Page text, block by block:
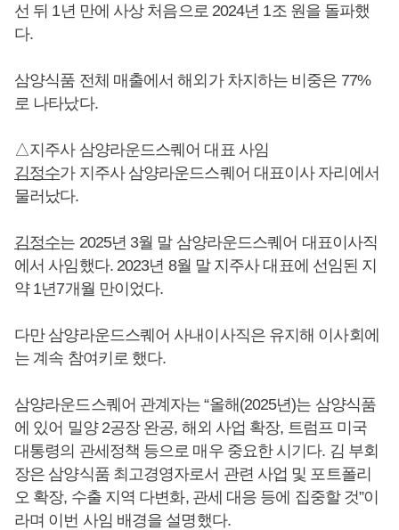
선 뒤 1년 만에 사상 처음으로 2024년 1조 원을 돌파했
다.
삼양식품 전체 매출에서 해외가 차지하는 비중은 77%
로 나타났다.
△지주사 삼양라운드스퀘어 대표 사임
김정수가 지주사 삼양라운드스퀘어 대표이사 자리에서
물러났다.
김정수는 2025년 3월 말 삼양라운드스퀘어 대표이사직
에서 사임했다. 2023년 8월 말 지주사 대표에 선임된 지
약 1년7개월 만이었다.
다만 삼양라운드스퀘어 사내이사직은 유지해 이사회에
는 계속 참여키로 했다.
삼양라운드스퀘어 관계자는 “올해(2025년)는 삼양식품
에 있어 밀양 2공장 완공, 해외 사업 확장, 트럼프 미국
대통령의 관세정책 등으로 매우 중요한 시기다. 김 부회
장은 삼양식품 최고경영자로서 관련 사업 및 포트폴리
오 확장, 수출 지역 다변화, 관세 대응 등에 집중할 것”이
라며 이번 사임 배경을 설명했다.